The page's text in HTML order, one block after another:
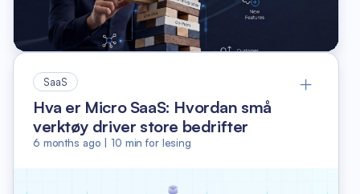
SaaS
Hva er Micro SaaS: Hvordan små
verktøy driver store bedrifter
6 months ago |10 min for lesing